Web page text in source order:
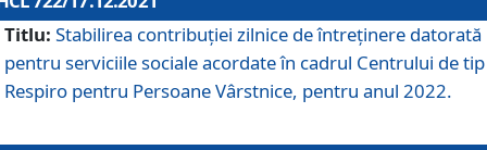
Titlu: Stabilirea contribuţiei zilnice de întreținere datorată
pentru serviciile sociale acordate în cadrul Centrului de tip
Respiro pentru Persoane Vârstnice, pentru anul 2022.